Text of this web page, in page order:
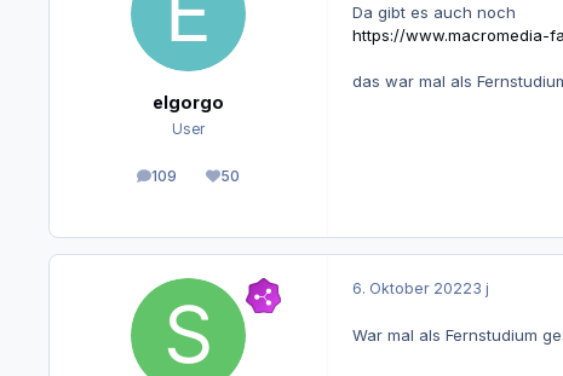
elgorgo
User
109
Beiträge 50
Reputation
Da gibt es auch noch
https://www.macromedia-
das war mal als
6. Oktober 20223 j
War mal als Fernstudium